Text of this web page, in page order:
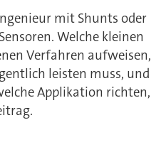
mit Shunts oder
Welche kleinen
Verfahren aufweisen,
leisten muss, und
Applikation richten,